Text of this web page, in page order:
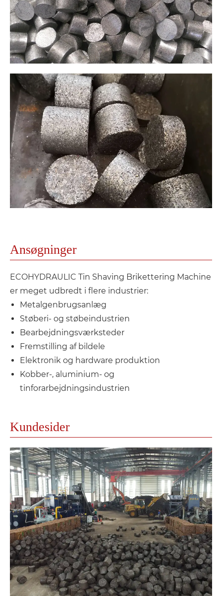
Ansøgninger
ECOHYDRAULIC Tin Shaving Brikettering Machine
er meget udbredt i flere industrier:
Metalgenbrugsanlæg
Støberi- og støbeindustrien
Bearbejdningsværksteder
Fremstilling af bildele
Elektronik og hardware produktion
Kobber-, aluminium- og
tinforarbejdningsindustrien
Kundesider